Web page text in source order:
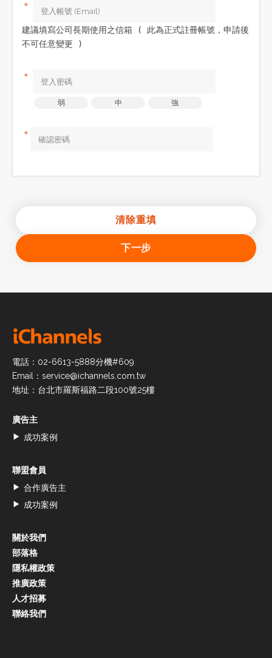
＊
建議填寫公司長期使用之信箱 ( 此為正式註冊帳號，申請後
不可任意變更 )
＊
弱 中 強
＊
清除重填
下一步
電話：02-6613-5888分機#609
Email： service@ichannels.com.tw
地址：台北市羅斯福路二段100號25樓
廣告主
成功案例
聯盟會員
合作廣告主
成功案例
關於我們
部落格
隱私權政策
推廣政策
人才招募
聯絡我們